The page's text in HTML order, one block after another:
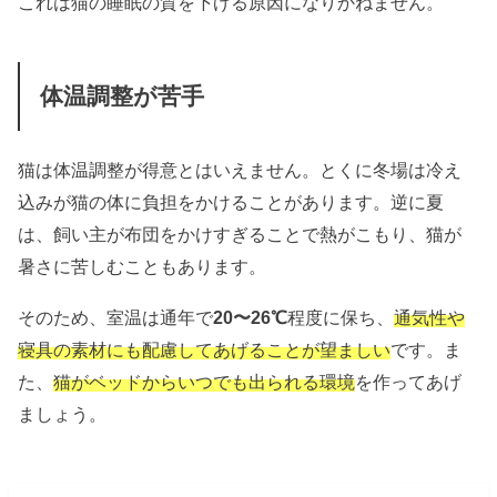
体温調整が苦手
猫は体温調整が得意とはいえません。とくに冬場は冷え
込みが猫の体に負担をかけることがあります。逆に夏
は、飼い主が布団をかけすぎることで熱がこもり、猫が
暑さに苦しむこともあります。
そのため、室温は通年で20〜26℃程度に保ち、通気性や
寝具の素材にも配慮してあげることが望ましいです。ま
た、猫がベッドからいつでも出られる環境を作ってあげ
ましょう。